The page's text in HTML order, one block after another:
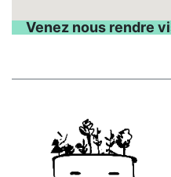
Venez nous rendre